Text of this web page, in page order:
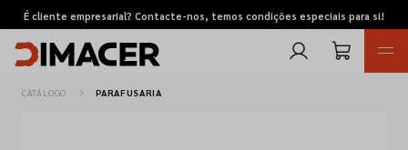
É cliente empresarial? Contacte-nos, temos condições especiais para si!
CATÁLOGO PARAFUSARIA